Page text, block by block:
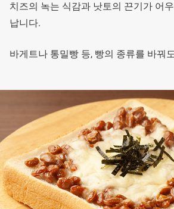
치즈의 녹는 식감과 낫토의 끈기가 어
납니다.
바게트나 통밀빵 등, 빵의 종류를 바꿔